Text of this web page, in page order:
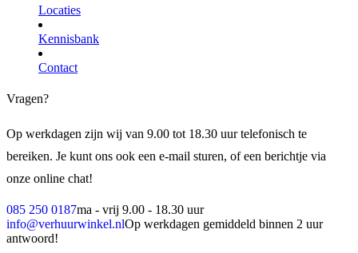
Locaties
Kennisbank
Contact
Vragen?
Op werkdagen zijn wij van 9.00 tot 18.30 uur telefonisch te
bereiken. Je kunt ons ook een e-mail sturen, of een berichtje via
onze online chat!
085 250 0187ma - vrij 9.00 - 18.30 uur
info@verhuurwinkel.nlOp werkdagen gemiddeld binnen 2 uur
antwoord!